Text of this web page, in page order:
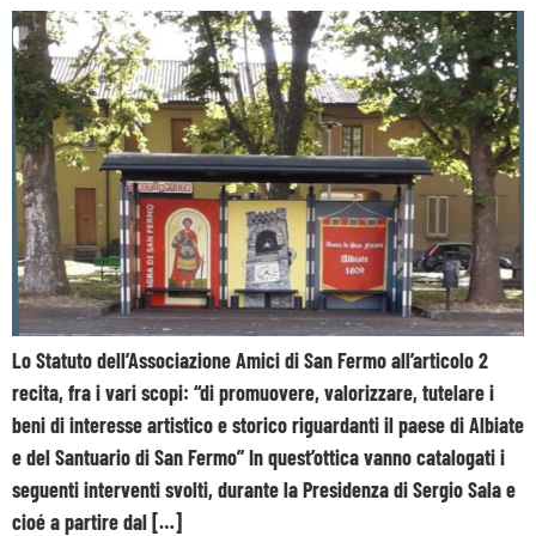
Lo Statuto dell’Associazione Amici di San Fermo all’articolo 2
recita, fra i vari scopi: “di promuovere, valorizzare, tutelare i
beni di interesse artistico e storico riguardanti il paese di Albiate
e del Santuario di San Fermo” In quest’ottica vanno catalogati i
seguenti interventi svolti, durante la Presidenza di Sergio Sala e
cioé a partire dal […]